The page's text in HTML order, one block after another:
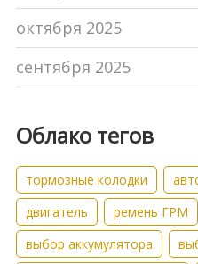
октября 2025
сентября 2025
Облако тегов
тормозные колодки
двигатель
ремень ГРМ
выбор аккумулятора